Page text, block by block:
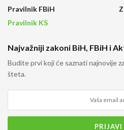
Pravilnik FBiH
Pravilnik KS
Najvažniji zakoni BiH, FBiH i
Budite prvi koji će saznati najnovije
šteta.